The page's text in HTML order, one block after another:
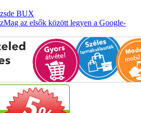
BUX
az elsők között legyen a Google-